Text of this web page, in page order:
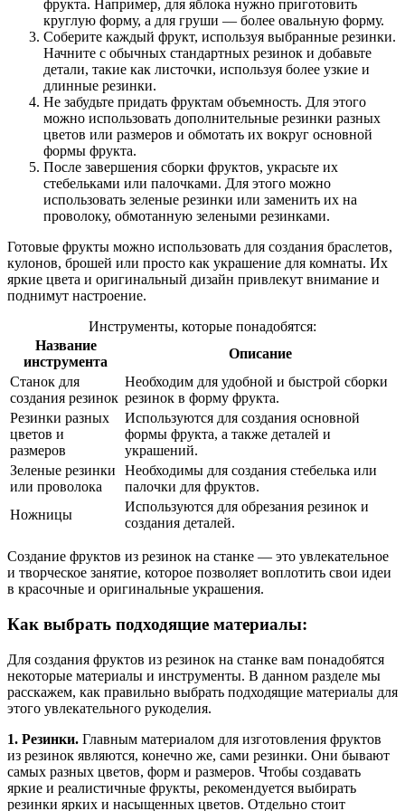
фрукта. Например, для яблока нужно приготовить
круглую форму, а для груши — более овальную форму.
Соберите каждый фрукт, используя выбранные резинки.
Начните с обычных стандартных резинок и добавьте
детали, такие как листочки, используя более узкие и
длинные резинки.
Не забудьте придать фруктам объемность. Для этого
можно использовать дополнительные резинки разных
цветов или размеров и обмотать их вокруг основной
формы фрукта.
После завершения сборки фруктов, украсьте их
стебельками или палочками. Для этого можно
использовать зеленые резинки или заменить их на
проволоку, обмотанную зелеными резинками.
Готовые фрукты можно использовать для создания браслетов,
кулонов, брошей или просто как украшение для комнаты. Их
яркие цвета и оригинальный дизайн привлекут внимание и
поднимут настроение.
Инструменты, которые понадобятся:
Название
инструмента
Описание
Станок для
создания резинок
Необходим для удобной и быстрой сборки
резинок в форму фрукта.
Резинки разных
цветов и
размеров
Используются для создания основной
формы фрукта, а также деталей и
украшений.
Зеленые резинки
или проволока
Необходимы для создания стебелька или
палочки для фруктов.
Ножницы
Используются для обрезания резинок и
создания деталей.
Создание фруктов из резинок на станке — это увлекательное
и творческое занятие, которое позволяет воплотить свои идеи
в красочные и оригинальные украшения.
Как выбрать подходящие материалы:
Для создания фруктов из резинок на станке вам понадобятся
некоторые материалы и инструменты. В данном разделе мы
расскажем, как правильно выбрать подходящие материалы для
этого увлекательного рукоделия.
1. Резинки. Главным материалом для изготовления фруктов
из резинок являются, конечно же, сами резинки. Они бывают
самых разных цветов, форм и размеров. Чтобы создавать
яркие и реалистичные фрукты, рекомендуется выбирать
резинки ярких и насыщенных цветов. Отдельно стоит